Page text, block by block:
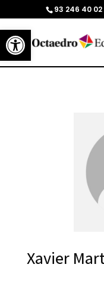
Abrir barra de
93 246 40 02
Xavier